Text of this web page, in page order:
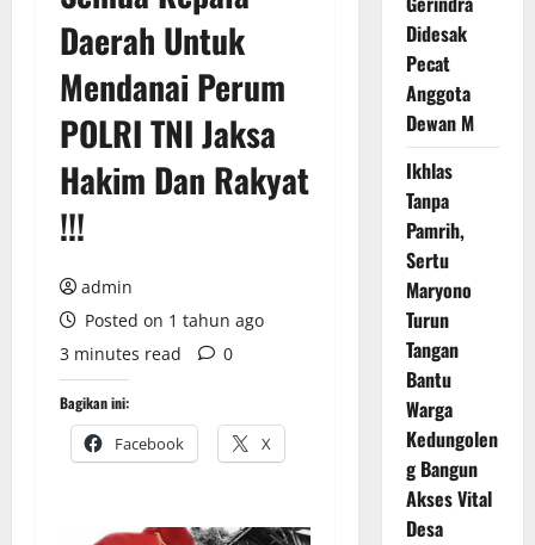
Daerah Untuk
Mendanai Perum
POLRI TNI Jaksa
Hakim Dan Rakyat
!!!
admin
Posted on 1 tahun ago
3 minutes read
0
Bagikan ini:
Facebook X
Didesak
Pecat
Anggota
Dewan M
Ikhlas
Tanpa
Pamrih,
Sertu
Maryono
Turun
Tangan
Bantu
Warga
Kedungolen
g Bangun
Akses Vital
Desa